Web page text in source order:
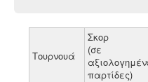
Τουρνουά
Σκορ
(σε
παρτίδες)